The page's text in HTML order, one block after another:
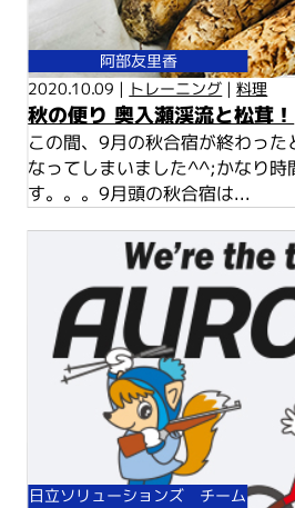
阿部友里香
2020.10.09 | トレーニング |料理
秋の便り 奥入瀬渓流と松茸！
この間、9月の秋合宿が終わっ
なってしまいました^^;かなり時
す。。。9月頭の秋合宿は...
日立ソリューションズ チーム